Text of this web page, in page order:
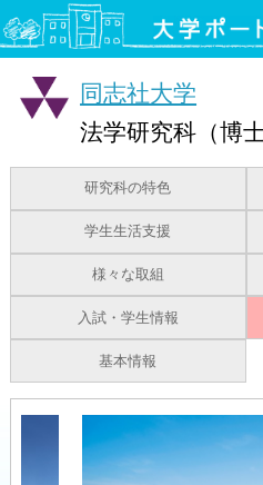
同志社大学
法学研究科（博
研究科の特色
学生生活支援
様々な取組
入試・学生情報
基本情報